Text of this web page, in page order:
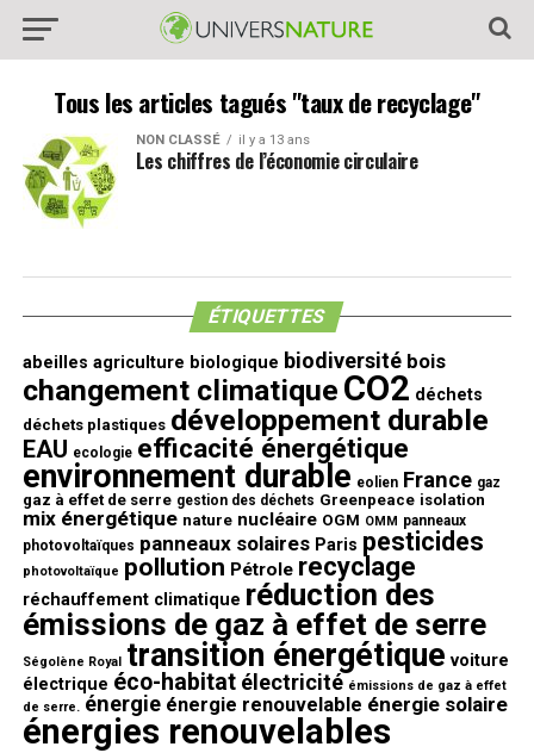
Tous les articles tagués "taux de recyclage"
NON CLASSÉ il y a 13 ans
Les chiffres de l’économie circulaire
ÉTIQUETTES
abeilles agriculture biologique biodiversité bois
changement climatique CO2 déchets
déchets plastiques développement durable
EAU ecologie efficacité énergétique
environnement durable eolien France gaz
gaz à effet de serre gestion des déchets Greenpeace isolation
mix énergétique nature nucléaire OGM OMM panneaux
photovoltaïques panneaux solaires Paris pesticides
photovoltaïque pollution Pétrole recyclage
réchauffement climatique réduction des
émissions de gaz à effet de serre
Ségolène Royal transition énergétique voiture
électrique éco-habitat électricité émissions de gaz à effet
de serre. énergie énergie renouvelable énergie solaire
énergies renouvelables